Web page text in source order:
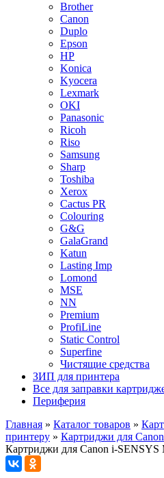
Brother
Canon
Duplo
Epson
HP
Konica
Kyocera
Lexmark
OKI
Panasonic
Ricoh
Riso
Samsung
Sharp
Toshiba
Xerox
Cactus PR
Colouring
G&G
GalaGrand
Katun
Lasting Imp
Lomond
MSE
NN
Premium
ProfiLine
Static Control
Superfine
Чистящие средства
ЗИП для принтера
Все для заправки
Периферия
Главная » Каталог товаров »
принтеру » Картриджи для Canon
Картриджи для Canon i-SENSYS